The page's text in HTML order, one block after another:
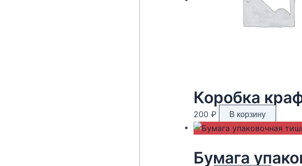
Коробка
200 ₽ В корзину
Бумага